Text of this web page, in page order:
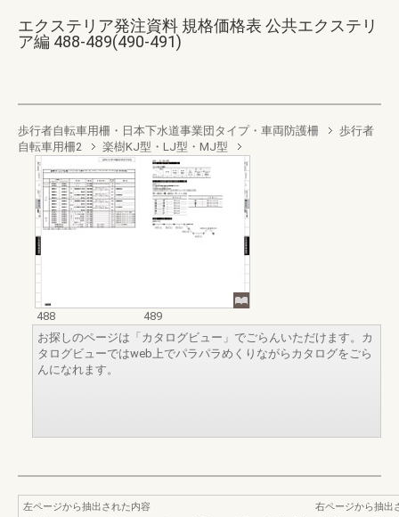
エクステリア発注資料 規格価格表 公共エクステリ
ア編 488-489(490-491)
歩行者自転車用柵・日本下水道事業団タイプ・車両防護柵
歩行者
自転車用柵2
楽樹KJ型・LJ型・MJ型
488
489
お探しのページは「カタログビュー」でごらんいただけます。カ
タログビューではweb上でパラパラめくりながらカタログをごら
んになれます。
左ページから抽出された内容
右ページから抽出